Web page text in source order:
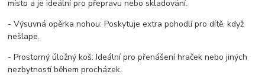
místo a je ideální pro přepravu nebo skladování.
- Výsuvná opěrka nohou: Poskytuje extra pohodlí pro dítě, když
nešlape.
- Prostorný úložný koš: Ideální pro přenášení hraček nebo jiných
nezbytností během procházek.